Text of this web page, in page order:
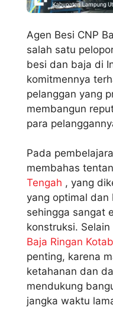
Agen Besi CNP
salah satu
besi dan baja di
komitmennya
pelanggan yang
membangun
para
Pada
membahas
Tengah , yang
yang optimal dan
sehingga sangat
konstruksi.
Baja Ringan
penting, karena
ketahanan dan
mendukung
jangka waktu